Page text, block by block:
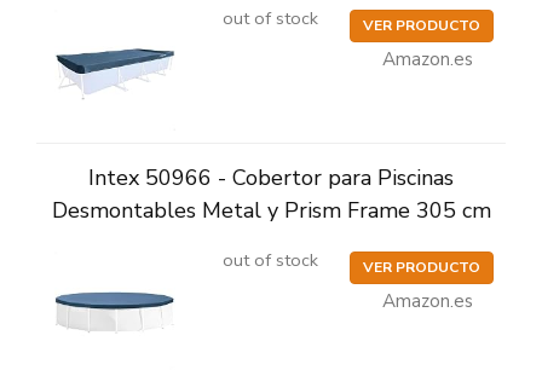
out of stock VER PRODUCTO
Amazon.es
Intex 50966 - Cobertor para Piscinas
Desmontables Metal y Prism Frame 305 cm
out of stock VER PRODUCTO
Amazon.es